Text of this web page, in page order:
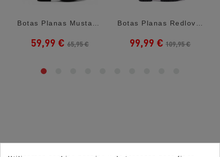
Botas Planas Mustang Tanubis Negras Estilo...
59,99 € 65,95 €
Botas Planas Redlove Selene Negras Con...
99,99 € 109,95 €